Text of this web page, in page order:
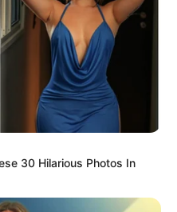
30 Hilarious Photos In